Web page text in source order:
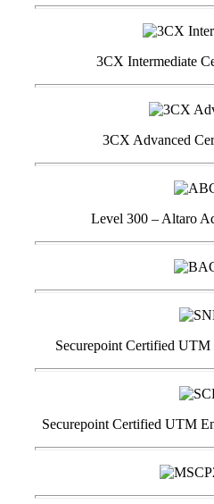
3CX Intermediate
3CX Advanced
Level 300 – Altaro
Securepoint Certified
Securepoint Certified UTM